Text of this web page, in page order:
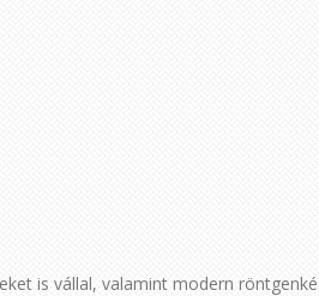
is vállal, valamint modern